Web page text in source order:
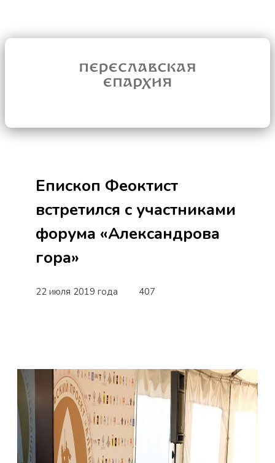
Епископ Феоктист
встретился с участниками
форума «Александрова
гора»
22 июля 2019 года 407